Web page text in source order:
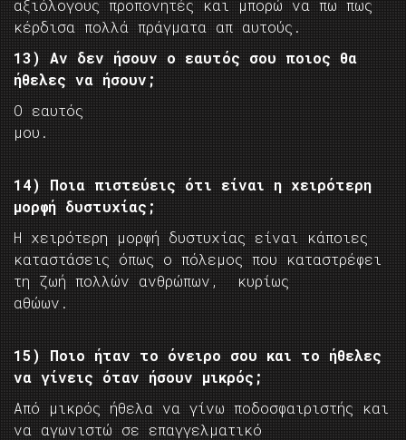
αξιόλογους προπονητές και μπορώ να πω πως
κέρδισα πολλά πράγματα απ αυτούς.
13) Αν δεν ήσουν ο εαυτός σου ποιος θα
ήθελες να ήσουν;
Ο εαυτός
μου.
14) Ποια πιστεύεις ότι είναι η χειρότερη
μορφή δυστυχίας;
Η χειρότερη μορφή δυστυχίας είναι κάποιες
καταστάσεις όπως ο πόλεμος που καταστρέφει
τη ζωή πολλών ανθρώπων, κυρίως
αθώων.
15) Ποιο ήταν το όνειρο σου και το ήθελες
να γίνεις όταν ήσουν μικρός;
Από μικρός ήθελα να γίνω ποδοσφαιριστής και
να αγωνιστώ σε επαγγελματικό